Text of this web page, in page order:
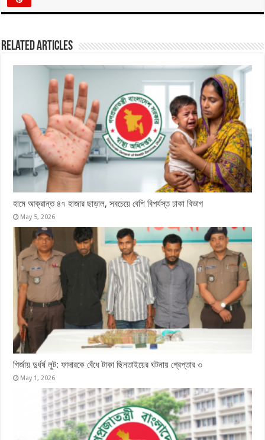
Related Articles
হামে আক্রান্ত ৪৭ হাজার ছাড়াল, সবচেয়ে বেশি বিপর্যস্ত ঢাকা বিভাগ
May 5, 2026
গির্জায় দুর্ধর্ষ লুট: ফাদারকে বেঁধে টাকা ছিনতাইয়ের ঘটনায় গ্রেপ্তার ৩
May 1, 2026